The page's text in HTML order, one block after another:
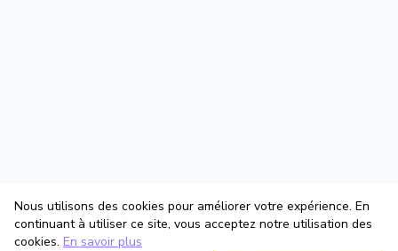
Nous utilisons des cookies pour améliorer votre expérience. En
continuant à utiliser ce site, vous acceptez notre utilisation des
cookies. En savoir plus